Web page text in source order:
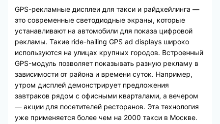
GPS-рекламные дисплеи для такси и райдхейлинга —
это современные светодиодные экраны, которые
устанавливают на автомобили для показа цифровой
рекламы. Такие ride-hailing GPS ad displays широко
используются на улицах крупных городов. Встроенный
GPS-модуль позволяет показывать разную рекламу в
зависимости от района и времени суток. Например,
утром дисплей демонстрирует предложения
завтраков рядом с офисными кварталами, а вечером
— акции для посетителей ресторанов. Эта технология
уже применяется более чем на 2000 такси в Москве.